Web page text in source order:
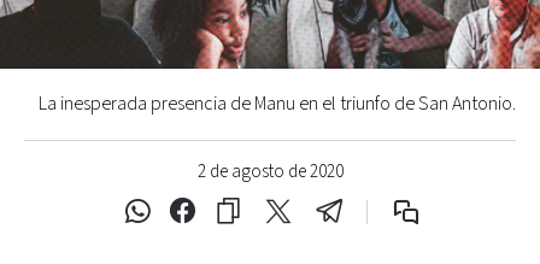
2 de agosto de 2020
La inesperada presencia de Manu en el triunfo de San Antonio.